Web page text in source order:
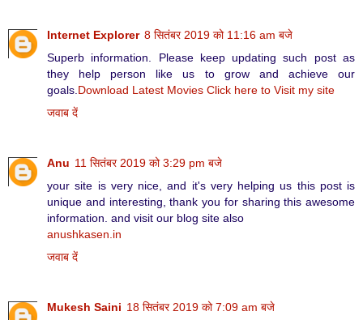
Internet Explorer 8 सितंबर 2019 को 11:16 am बजे
Superb information. Please keep updating such post as
they help person like us to grow and achieve our
goals.Download Latest Movies Click here to Visit my site
जवाब दें
Anu 11 सितंबर 2019 को 3:29 pm बजे
your site is very nice, and it's very helping us this post is
unique and interesting, thank you for sharing this awesome
information. and visit our blog site also
anushkasen.in
जवाब दें
Mukesh Saini 18 सितंबर 2019 को 7:09 am बजे